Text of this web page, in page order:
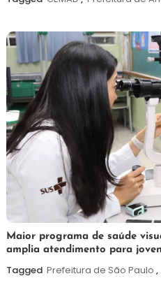
7
de
agosto
Maurilio
Maior programa de saúde
amplia atendimento para
Tagged Prefeitura de São Paulo ,